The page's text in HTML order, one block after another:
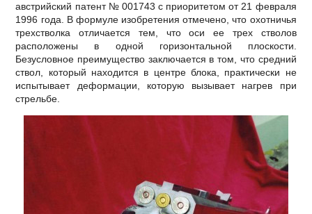
австрийский патент № 001743 с приоритетом от 21 февраля
1996 года. В формуле изобретения отмечено, что охотничья
трехстволка отличается тем, что оси ее трех стволов
расположены в одной горизонтальной плоскости.
Безусловное преимущество заключается в том, что средний
ствол, который находится в центре блока, практически не
испытывает деформации, которую вызывает нагрев при
стрельбе.